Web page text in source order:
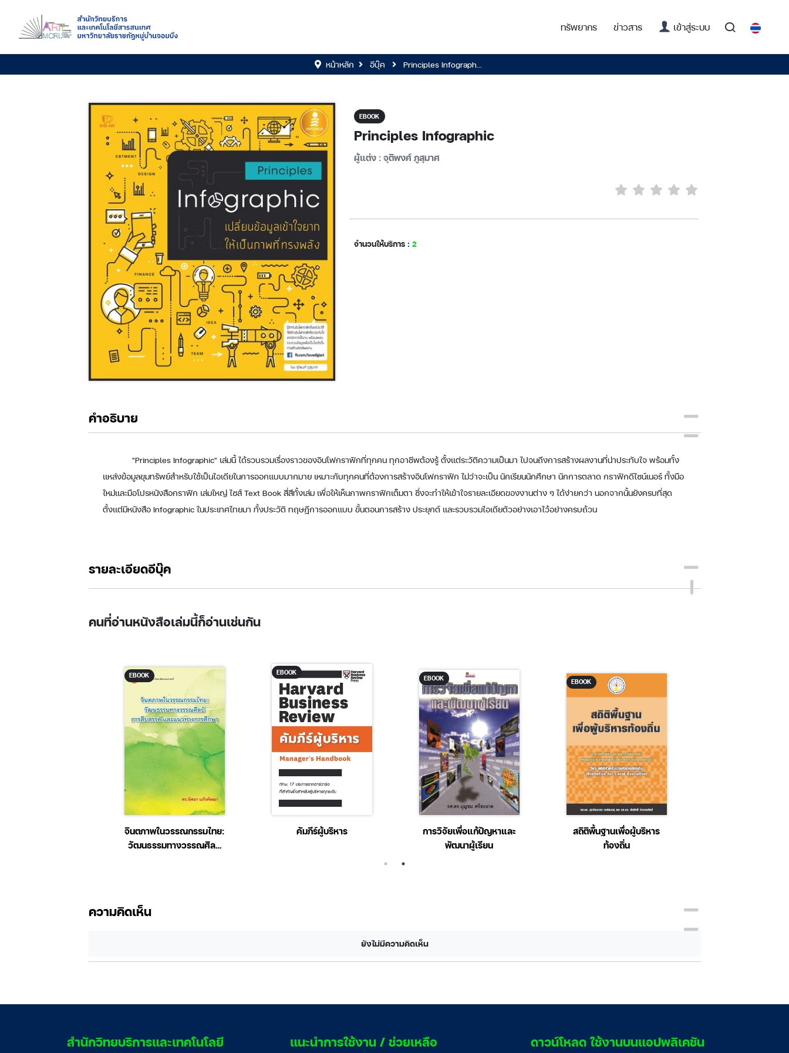
ทรัพยากร ข่าวสาร เข้าสู่ระบบ(current)
หน้าหลัก อีบุ๊ค Principles Infograph...
EBOOK
Principles Infographic
ผู้แต่ง : จุติพงศ์ ภูสุมาศ
จำนวนให้บริการ : 2
คำอธิบาย
"Principles Infographic" เล่มนี้ ได้รวบรวมเรื่องราวของอินโฟกราฟิกที่ทุกคน ทุกอาชีพต้องรู้ ตั้งแต่ระวัติความเป็นมา ไปจนถึงการสร้างผลงานที่น่าประทับใจ พร้อมทั้ง
แหล่งข้อมูลขุมทรัพย์สำหรับใช้เป็นไอเดียในการออกแบบมากมาย เหมาะกับทุกคนที่ต้องการสร้างอินโฟกราฟิก ไม่ว่าจะเป็น นักเรียนนักศึกษา นักการตลาด กราฟิกดีไซน์เนอร์ ทั้งมือ
ใหม่และมือโปรหนังสือกราฟิก เล่มใหญ่ ไซส์ Text Book สี่สีทั้งเล่ม เพื่อให้เห็นภาพกราฟิกเต็มตา ซึ่งจะทำให้เข้าใจรายละเอียดของงานต่าง ๆ ได้ง่ายกว่า นอกจากนั้นยังครบที่สุด
ตั้งแต่มีหนังสือ Infographic ในประเทศไทยมา ทั้งประวัติ ทฤษฎีการออกแบบ ขั้นตอนการสร้าง ประยุกต์ และรวบรวมไอเดียตัวอย่างเอาไว้อย่างครบถ้วน
รายละเอียดอีบุ๊ค
คนที่อ่านหนังสือเล่มนี้ก็อ่านเช่นกัน
EBOOK
จินตภาพในวรรณกรรมไทย:
วัฒนธรรมทางวรรณศิลป์
EBOOK
คัมภีร์ผู้บริหาร
EBOOK
การวิจัยเพื่อแก้ปัญหาและ
พัฒนาผู้เรียน
EBOOK
สถิติพื้นฐานเพื่อผู้บริหาร
ท้องถิ่น
ความคิดเห็น
ยังไม่มีความคิดเห็น
สํานักวิทยบริการและเทคโนโลยี แนะนำการใช้งาน / ช่วยเหลือ ดาวน์โหลด ใช้งานบนแอปพลิเคชัน